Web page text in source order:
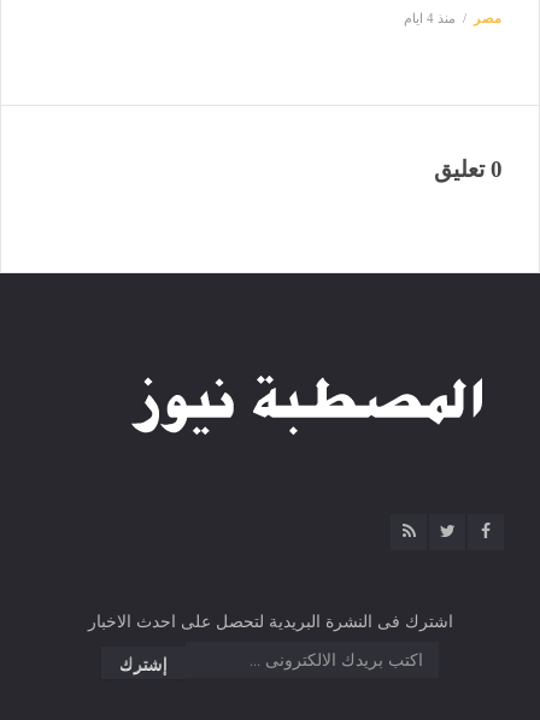
مصر منذ 4 ايام
0 تعليق
اشترك فى النشرة البريدية لتحصل على احدث الاخبار